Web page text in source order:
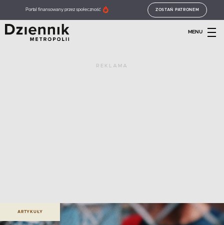
Portal finansowany przez społeczność ZOSTAŃ PATRONEM
MENU
REKLAMA
ARTYKUŁY